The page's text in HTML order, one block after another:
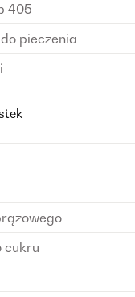
405
pieczenia
cukru